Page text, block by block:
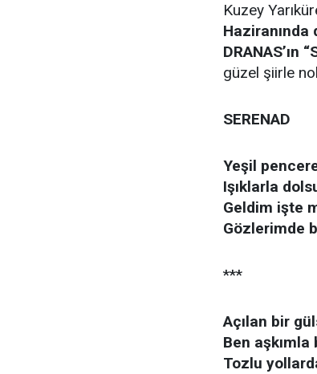
Kuzey
DRANAS’ın
güzel şiirle
SERENAD
Yeşil
Işıklarla
Geldim işte
Gözlerimde
***
Açılan bir
Ben
Tozlu